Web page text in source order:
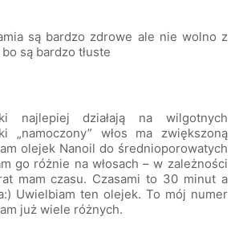
są bardzo zdrowe ale nie wolno z
są bardzo tłuste
najlepiej działają na wilgotnych
„namoczony” włos ma zwiększoną
olejek Nanoil do średnioporowatych
go różnie na włosach – w zależności
mam czasu. Czasami to 30 minut a
Uwielbiam ten olejek. To mój numer
już wiele różnych.